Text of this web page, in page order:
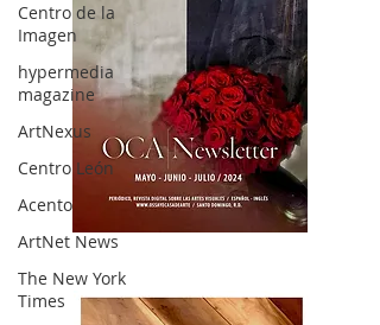
Centro de la
Imagen
hypermedia
magazine
ArtNexus
Centro León
Acento
ArtNet News
The New York
Times
OCA|News 32/ Mayo-Junio-Julio, 2023